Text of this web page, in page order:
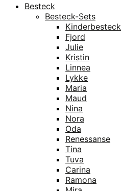
Besteck
Besteck-Sets
Kinderbesteck
Fjord
Julie
Kristin
Linnea
Lykke
Maria
Maud
Nina
Nora
Oda
Renessanse
Tina
Tuva
Carina
Ramona